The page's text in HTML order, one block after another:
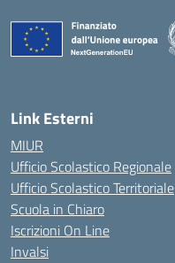
Link Esterni
MIUR
Ufficio Scolastico Regionale
Ufficio Scolastico Territoriale
Scuola in Chiaro
Iscrizioni On Line
Invalsi